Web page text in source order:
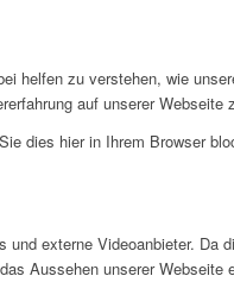
helfen zu verstehen, wie
auf unserer Webseite
dies hier in Ihrem Browser
externe Videoanbieter.
Aussehen unserer